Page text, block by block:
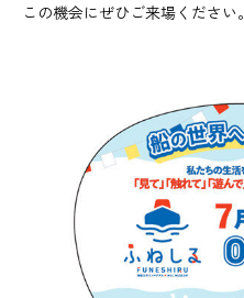
この機会にぜひご来場ください。